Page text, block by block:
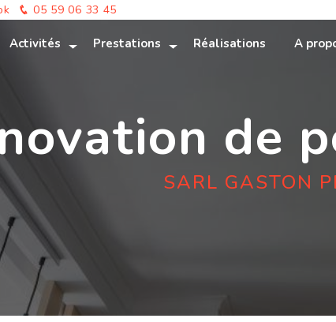
05 59 06 33 45
Activités Prestations Réalisations A
de
SARL GASTON